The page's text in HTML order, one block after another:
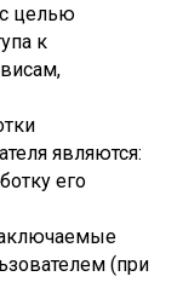
c целью
к
являются:
его
(при